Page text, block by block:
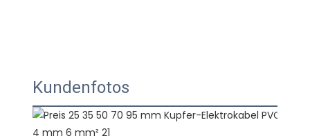
Kundenfotos